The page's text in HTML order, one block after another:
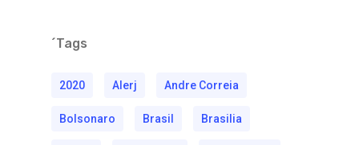
´Tags
2020 Alerj Andre Correia
Bolsonaro Brasil Brasilia